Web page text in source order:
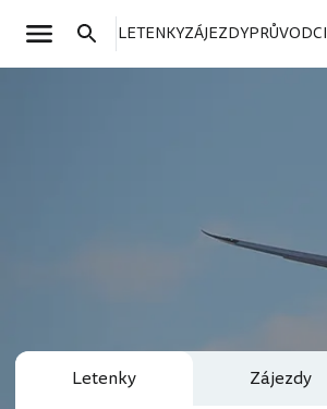
LETENKYZÁJEZDYPRŮVODCI
Letenky Zájezdy